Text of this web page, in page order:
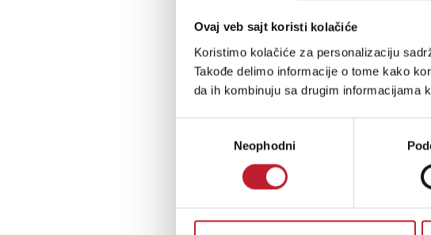
Ovaj veb sajt koristi kolačiće
Koristimo kolačiće za personalizaciju
Takođe delimo informacije o tome kako
da ih kombinuju sa drugim informacijama
сагласностиNeophodni